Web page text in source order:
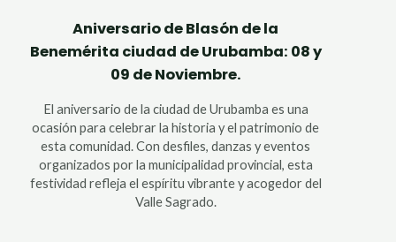
Aniversario de Blasón de la
Benemérita ciudad de Urubamba: 08 y
09 de Noviembre.
El aniversario de la ciudad de Urubamba es una
ocasión para celebrar la historia y el patrimonio de
esta comunidad. Con desfiles, danzas y eventos
organizados por la municipalidad provincial, esta
festividad refleja el espíritu vibrante y acogedor del
Valle Sagrado.